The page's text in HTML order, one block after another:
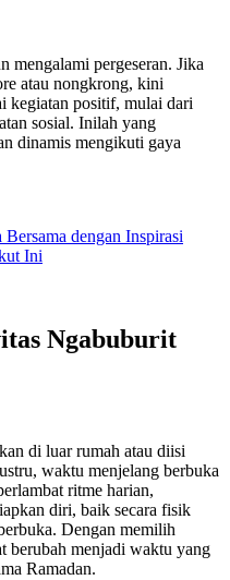
mengalami pergeseran. Jika
atau nongkrong, kini
kegiatan positif, mulai dari
sosial. Inilah yang
dinamis mengikuti gaya
dengan Inspirasi
Ini
Ngabuburit
di luar rumah atau diisi
waktu menjelang berbuka
ritme harian,
diri, baik secara fisik
Dengan memilih
berubah menjadi waktu yang
Ramadan.